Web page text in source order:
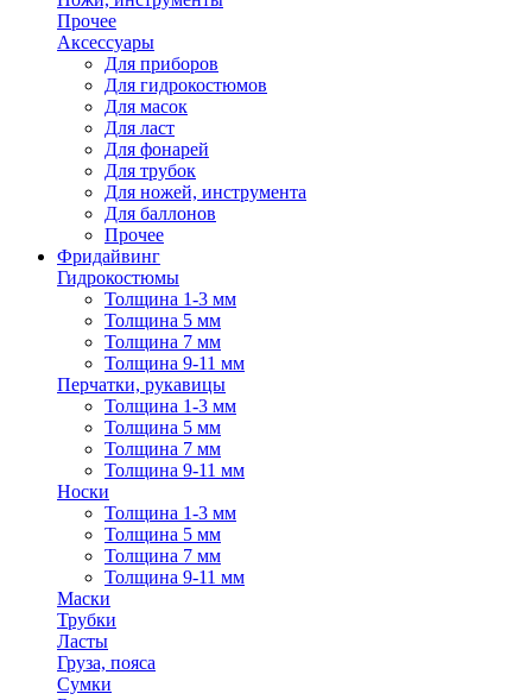
Прочее
Аксессуары
Для приборов
Для гидрокостюмов
Для масок
Для ласт
Для фонарей
Для трубок
Для ножей, инструмента
Для баллонов
Прочее
Фридайвинг
Гидрокостюмы
Толщина 1-3 мм
Толщина 5 мм
Толщина 7 мм
Толщина 9-11 мм
Перчатки, рукавицы
Толщина 1-3 мм
Толщина 5 мм
Толщина 7 мм
Толщина 9-11 мм
Носки
Толщина 1-3 мм
Толщина 5 мм
Толщина 7 мм
Толщина 9-11 мм
Маски
Трубки
Ласты
Груза, пояса
Сумки